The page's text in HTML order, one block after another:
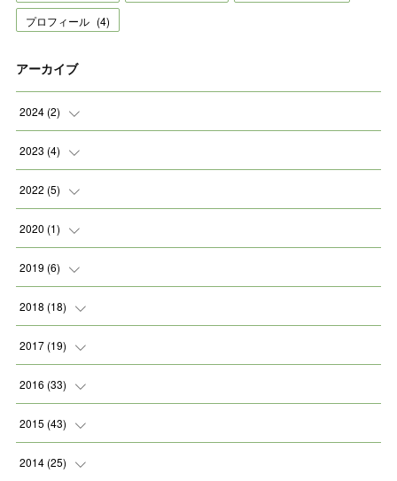
プロフィール (4)
アーカイブ
2024 (2)
( )
2023 (4)
( )
( )
(
2022 (5)
( )
( )
(2
2020 (1)
( )
2019 (6)
(1
(1
(2
(2
2018 (18)
(1
(1
(3
(1
2017 (19)
(1
(1
(2
2016 (33)
(1
(1
2015 (43)
(2
2014 (25)